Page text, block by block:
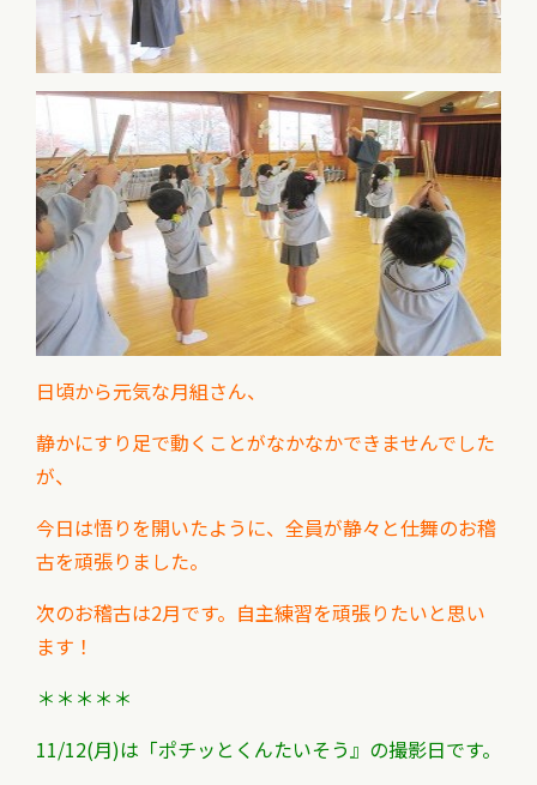
日頃から元気な月組さん、
静かにすり足で動くことがなかなかできませんでした
が、
今日は悟りを開いたように、全員が静々と仕舞のお稽
古を頑張りました。
次のお稽古は2月です。自主練習を頑張りたいと思い
ます！
＊＊＊＊＊
11/12(月)は「ポチッとくんたいそう』の撮影日です。